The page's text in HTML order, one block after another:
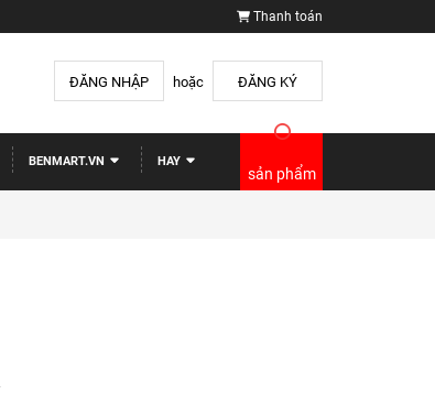
Thanh toán
ĐĂNG NHẬP hoặc ĐĂNG KÝ
BENMART.VN HAY
sản phẩm